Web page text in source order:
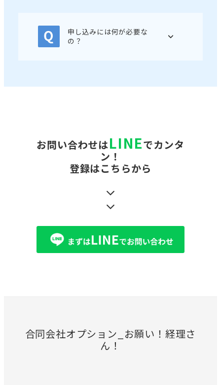
申し込みには何が必要な
の？
お問い合わせはLINEでカンタ
ン！
登録はこちらから
合同会社オプション_お願い！経理さ
ん！